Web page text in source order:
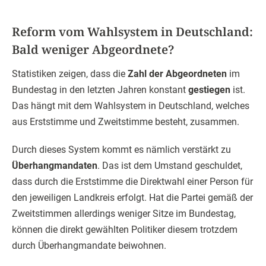
Reform vom Wahlsystem in Deutschland:
Bald weniger Abgeordnete?
Statistiken zeigen, dass die Zahl der Abgeordneten im
Bundestag in den letzten Jahren konstant gestiegen ist.
Das hängt mit dem Wahlsystem in Deutschland, welches
aus Erststimme und Zweitstimme besteht, zusammen.
Durch dieses System kommt es nämlich verstärkt zu
Überhangmandaten. Das ist dem Umstand geschuldet,
dass durch die Erststimme die Direktwahl einer Person für
den jeweiligen Landkreis erfolgt. Hat die Partei gemäß der
Zweitstimmen allerdings weniger Sitze im Bundestag,
können die direkt gewählten Politiker diesem trotzdem
durch Überhangmandate beiwohnen.